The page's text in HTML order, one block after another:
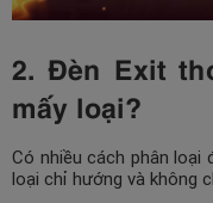
2. Đèn Exit
mấy loại?
Có nhiều cách phân loại
loại chỉ hướng và không